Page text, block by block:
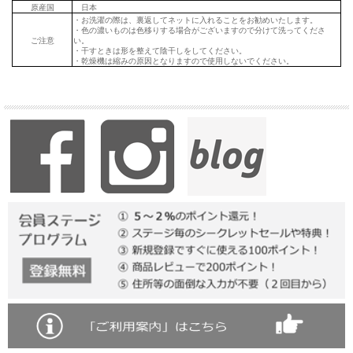
原産国
日本
ご注意
・お洗濯の際は、裏返してネットに入れることをお勧めいたします。
・色の濃いものは色移りする場合がございますので分けて洗ってくださ
い。
・干すときは形を整えて陰干しをしてください。
・乾燥機は縮みの原因となりますので使用しないでください。